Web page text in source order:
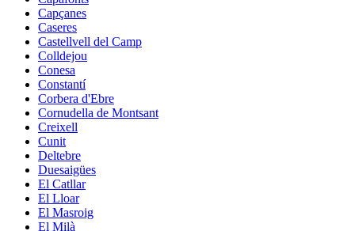
Capçanes
Caseres
Castellvell del Camp
Colldejou
Conesa
Constantí
Corbera d'Ebre
Cornudella de Montsant
Creixell
Cunit
Deltebre
Duesaigües
El Catllar
El Lloar
El Masroig
El Milà